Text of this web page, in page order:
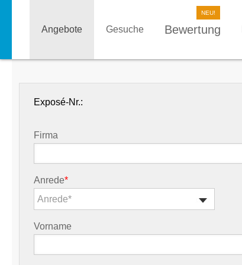
Angebote Gesuche Bewertung
Exposé-Nr.:
Firma
Anrede*
Anrede*
Vorname